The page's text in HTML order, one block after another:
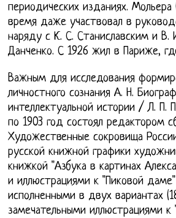
периодических изданиях. Мольера
время даже участвовал в
наряду с К. С. Станиславским и
Данченко. С 1926 жил в Париже,
Важным для исследования
личностного сознания А. Н.
интеллектуальной истории / Л. П.
по 1903 год состоял редактором
Художественные сокровища
русской книжной графики
книжкой "Азбука в картинах
и иллюстрациями к "Пиковой
исполненными в двух вариантах
замечательными иллюстрациями